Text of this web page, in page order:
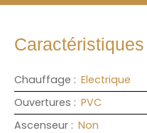
Chauffage : Electrique
Ouvertures : PVC
Ascenseur : Non